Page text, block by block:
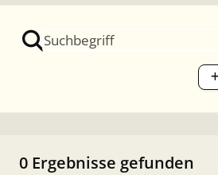
0 Ergebnisse gefunden